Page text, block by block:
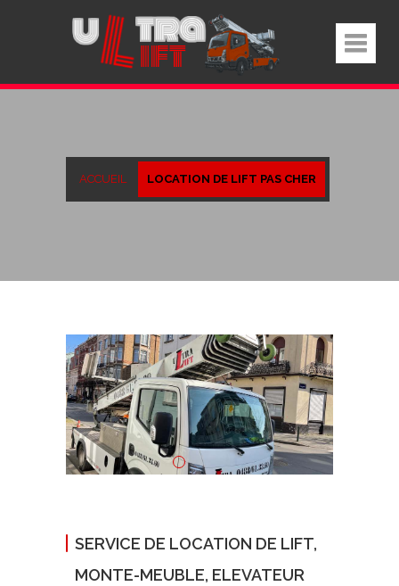
ACCUEIL LOCATION DE LIFT PAS CHER
SERVICE DE LOCATION DE LIFT,
MONTE-MEUBLE, ELEVATEUR